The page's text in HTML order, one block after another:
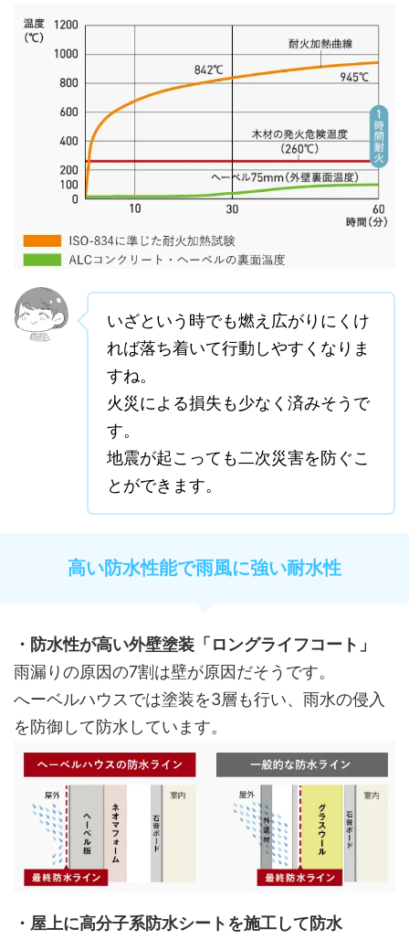
いざという時でも燃え広がりにくけ
れば落ち着いて行動しやすくなりま
すね。
火災による損失も少なく済みそうで
す。
地震が起こっても二次災害を防ぐこ
とができます。
高い防水性能で雨風に強い耐水性
・防水性が高い外壁塗装「ロングライフコート」
雨漏りの原因の7割は壁が原因だそうです。
へーベルハウスでは塗装を3層も行い、雨水の侵入
を防御して防水しています。
・屋上に高分子系防水シートを施工して防水